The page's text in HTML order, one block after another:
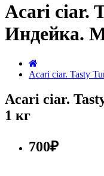
Acari ciar.
Индейка.
Acari ciar. Tasty
Acari ciar.
1 кг
700₽